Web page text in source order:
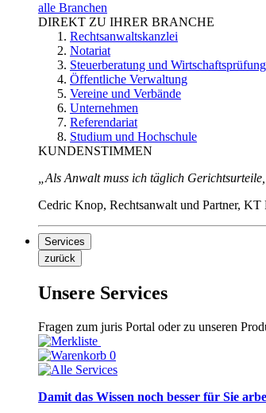
alle Branchen
DIREKT ZU IHRER BRANCHE
Rechtsanwaltskanzlei
Notariat
Steuerberatung und Wirtschaftsprüfung
Öffentliche Verwaltung
Vereine und Verbände
Unternehmen
Referendariat
Studium und Hochschule
KUNDENSTIMMEN
„Als Anwalt muss ich täglich
Cedric Knop, Rechtsanwalt und Partner, KT
Services
zurück
Unsere Services
Fragen zum juris Portal oder zu unseren
0
Damit das Wissen noch besser für Sie